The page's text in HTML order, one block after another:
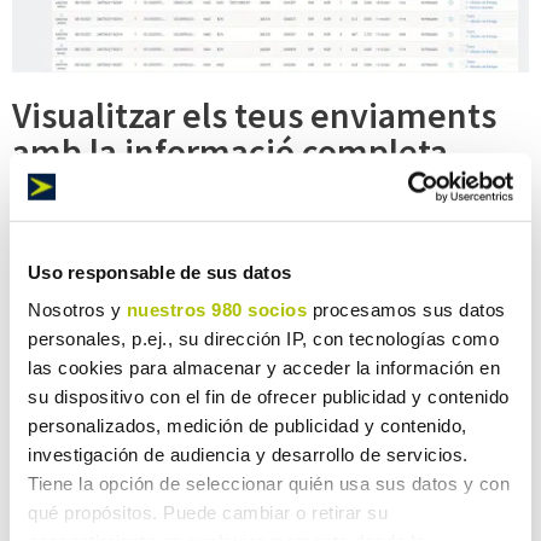
Uso responsable de sus datos
Nosotros y nuestros 980 socios procesamos sus datos
personales, p.ej., su dirección IP, con tecnologías como
las cookies para almacenar y acceder la información en
su dispositivo con el fin de ofrecer publicidad y contenido
personalizados, medición de publicidad y contenido,
investigación de audiencia y desarrollo de servicios.
Tiene la opción de seleccionar quién usa sus datos y con
qué propósitos. Puede cambiar o retirar su
Visualitzar els teus enviaments
amb la informació completa
Controleu tots els enviaments realitzats i en curs, amb
Cerca per qualsevol dada de l'enviament i la data
Històric i situació actual de les expedicions
Documents de l'enviament
Compartir i imprimir l’enviament
Descàrrega de factures de despeses de l'enviament
amb signatura digital